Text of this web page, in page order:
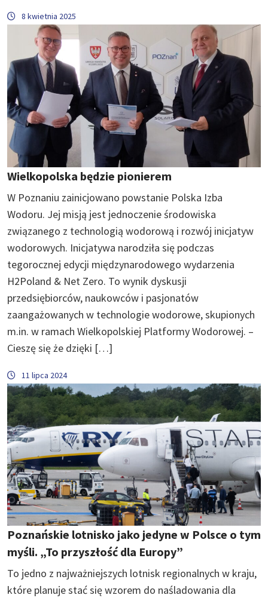
8 kwietnia 2025
Wielkopolska będzie pionierem
W Poznaniu zainicjowano powstanie Polska Izba
Wodoru. Jej misją jest jednoczenie środowiska
związanego z technologią wodorową i rozwój inicjatyw
wodorowych. Inicjatywa narodziła się podczas
tegorocznej edycji międzynarodowego wydarzenia
H2Poland & Net Zero. To wynik dyskusji
przedsiębiorców, naukowców i pasjonatów
zaangażowanych w technologie wodorowe, skupionych
m.in. w ramach Wielkopolskiej Platformy Wodorowej. –
Cieszę się że dzięki […]
11 lipca 2024
Poznańskie lotnisko jako jedyne w Polsce o tym
myśli. „To przyszłość dla Europy”
To jedno z najważniejszych lotnisk regionalnych w kraju,
które planuje stać się wzorem do naśladowania dla